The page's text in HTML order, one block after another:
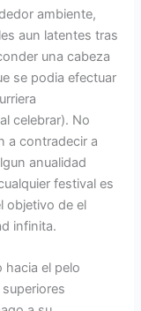
ambiente,
aun latentes tras
una cabeza
se podia efectuar
celebrar). No
a contradecir a
anualidad
festival es
objetivo de el
infinita.
el pelo